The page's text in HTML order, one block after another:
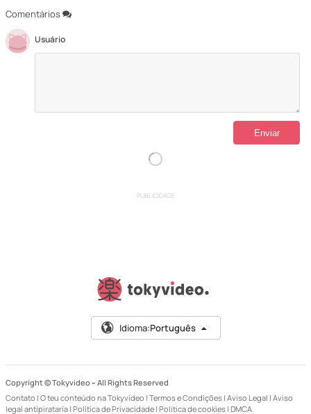
Comentários
Usuário
PUBLICIDADE
Idioma:Português
Copyright © Tokyvideo – All Rights Reserved
Contato | O teu conteúdo na Tokyvideo | Termos e Condições | Aviso Legal | Aviso
legal antipirataria | Política de Privacidade | Política de cookies | DMCA